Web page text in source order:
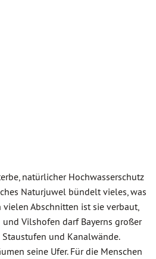
natürlicher Hochwasserschutz
Naturjuwel bündelt vieles, was
Abschnitten ist sie verbaut,
Vilshofen darf Bayerns großer
und Kanalwände.
seine Ufer. Für die Menschen